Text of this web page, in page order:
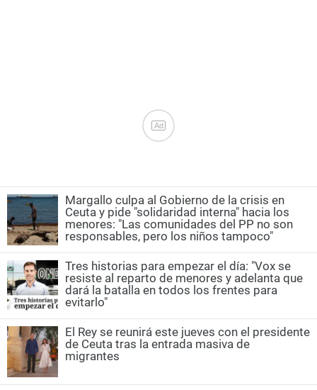
Ad
Margallo culpa al Gobierno de la crisis en
Ceuta y pide "solidaridad interna" hacia los
menores: "Las comunidades del PP no son
responsables, pero los niños tampoco"
Tres historias para empezar el día: "Vox se
resiste al reparto de menores y adelanta que
dará la batalla en todos los frentes para
evitarlo"
El Rey se reunirá este jueves con el presidente
de Ceuta tras la entrada masiva de
migrantes